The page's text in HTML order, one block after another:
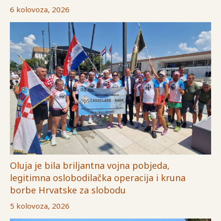
6 kolovoza, 2026
Oluja je bila briljantna vojna pobjeda,
legitimna oslobodilačka operacija i kruna
borbe Hrvatske za slobodu
5 kolovoza, 2026